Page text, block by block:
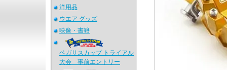
洋用品
ウエア グッズ
映像・書籍
ペガサスカップ トライアル
大会 事前エントリー